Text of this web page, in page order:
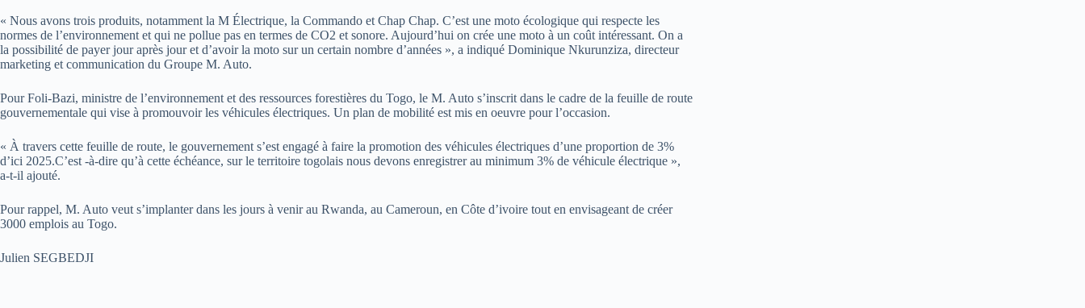
« Nous avons trois produits, notamment la M Électrique, la Commando et Chap Chap. C’est une moto écologique qui respecte les
normes de l’environnement et qui ne pollue pas en termes de CO2 et sonore. Aujourd’hui on crée une moto à un coût intéressant. On a
la possibilité de payer jour après jour et d’avoir la moto sur un certain nombre d’années », a indiqué Dominique Nkurunziza, directeur
marketing et communication du Groupe M. Auto.
Pour Foli-Bazi, ministre de l’environnement et des ressources forestières du Togo, le M. Auto s’inscrit dans le cadre de la feuille de route
gouvernementale qui vise à promouvoir les véhicules électriques. Un plan de mobilité est mis en oeuvre pour l’occasion.
« À travers cette feuille de route, le gouvernement s’est engagé à faire la promotion des véhicules électriques d’une proportion de 3%
d’ici 2025.C’est -à-dire qu’à cette échéance, sur le territoire togolais nous devons enregistrer au minimum 3% de véhicule électrique »,
a-t-il ajouté.
Pour rappel, M. Auto veut s’implanter dans les jours à venir au Rwanda, au Cameroun, en Côte d’ivoire tout en envisageant de créer
3000 emplois au Togo.
Julien SEGBEDJI